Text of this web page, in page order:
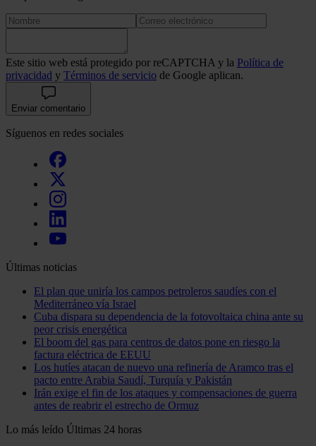
Este sitio web está protegido por reCAPTCHA y la Política de
privacidad y Términos de servicio de Google aplican.
Enviar comentario
Síguenos en redes sociales
Últimas noticias
El plan que uniría los campos petroleros saudíes con el
Mediterráneo vía Israel
Cuba dispara su dependencia de la fotovoltaica china ante su
peor crisis energética
El boom del gas para centros de datos pone en riesgo la
factura eléctrica de EEUU
Los hutíes atacan de nuevo una refinería de Aramco tras el
pacto entre Arabia Saudí, Turquía y Pakistán
Irán exige el fin de los ataques y compensaciones de guerra
antes de reabrir el estrecho de Ormuz
Lo más leído Últimas 24 horas